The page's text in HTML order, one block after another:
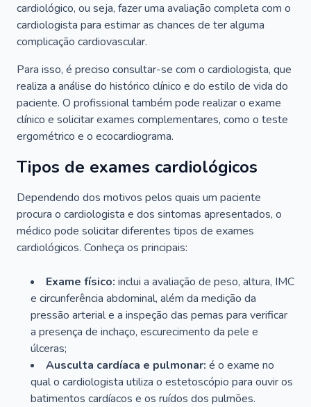
cardiológico, ou seja, fazer uma avaliação completa com o
cardiologista para estimar as chances de ter alguma
complicação cardiovascular.
Para isso, é preciso consultar-se com o cardiologista, que
realiza a análise do histórico clínico e do estilo de vida do
paciente. O profissional também pode realizar o exame
clínico e solicitar exames complementares, como o teste
ergométrico e o ecocardiograma.
Tipos de exames cardiológicos
Dependendo dos motivos pelos quais um paciente
procura o cardiologista e dos sintomas apresentados, o
médico pode solicitar diferentes tipos de exames
cardiológicos. Conheça os principais:
Exame físico: inclui a avaliação de peso, altura, IMC
e circunferência abdominal, além da medição da
pressão arterial e a inspeção das pernas para verificar
a presença de inchaço, escurecimento da pele e
úlceras;
Ausculta cardíaca e pulmonar: é o exame no
qual o cardiologista utiliza o estetoscópio para ouvir os
batimentos cardíacos e os ruídos dos pulmões.